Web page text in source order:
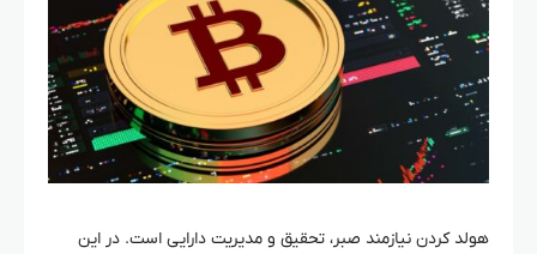
هولد کردن نیازمند صبر، تحقیق و مدیریت دارایی است. در این